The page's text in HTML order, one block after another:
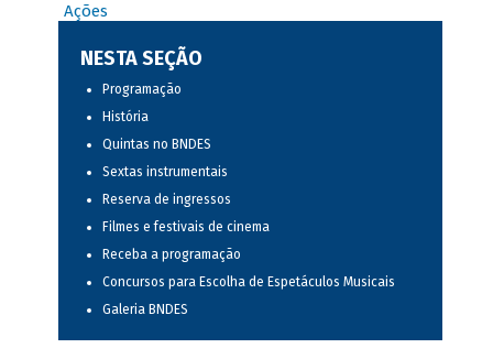
Ações
NESTA SEÇÃO
Programação
História
Quintas no BNDES
Sextas instrumentais
Reserva de ingressos
Filmes e festivais de cinema
Receba a programação
Concursos para Escolha de Espetáculos Musicais
Galeria BNDES